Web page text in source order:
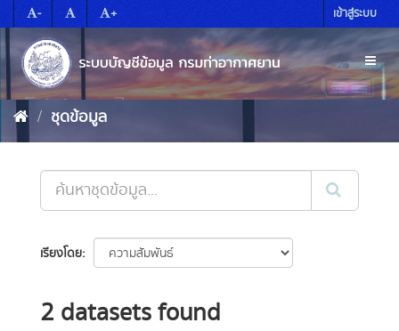
to
content
- + เข้าสู่ระบบ
ชุดข้อมูล
เรียงโดย
2 datasets found